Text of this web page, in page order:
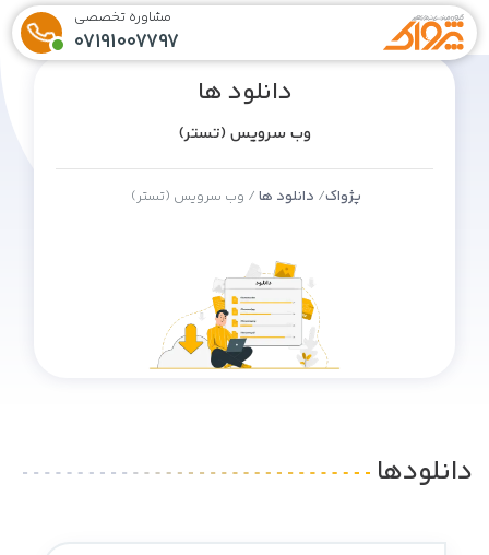
مشاوره تخصصی
07191007797
دانلود ها
وب سرویس (تستر)
پژواک دانلود ها وب سرویس (تستر)
دانلودها